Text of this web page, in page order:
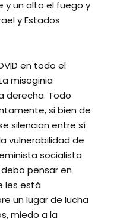
y un alto el fuego y
y Estados
en todo el
misoginia
derecha. Todo
si bien de
silencian entre sí
vulnerabilidad de
socialista
pensar en
les está
un lugar de lucha
miedo a la